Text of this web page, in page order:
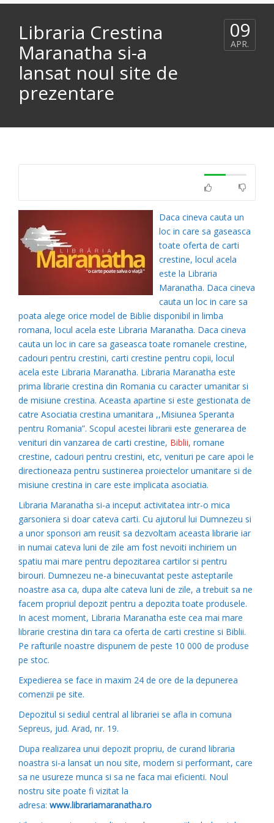
Libraria Crestina
Maranatha si-a
lansat noul site de
prezentare
09
APR.
Daca cineva cauta un
loc in care sa gaseasca
toate oferta de carti
crestine, locul acela
este la Libraria
Maranatha. Daca cineva
cauta un loc in care sa
poata alege orice model de Biblie disponibil in limba
romana, locul acela este Libraria Maranatha. Daca cineva
cauta un loc in care sa gaseasca toate romanele crestine,
cadouri pentru crestini, carti crestine pentru copii, locul
acela este Libraria Maranatha. Libraria Maranatha este
prima librarie crestina din Romania cu caracter umanitar si
de misiune crestina. Aceasta apartine si este gestionata de
catre Asociatia crestina umanitara ,,Misiunea Speranta
pentru Romania”. Scopul acestei librarii este generarea de
venituri din vanzarea de carti crestine, Biblii, romane
crestine, cadouri pentru crestini, etc, venituri pe care apoi le
directioneaza pentru sustinerea proiectelor umanitare si de
misiune crestina in care este implicata asociatia.
Libraria Maranatha si-a inceput activitatea intr-o mica
garsoniera si doar cateva carti. Cu ajutorul lui Dumnezeu si
a unor sponsori am reusit sa dezvoltam aceasta librarie iar
in numai cateva luni de zile am fost nevoiti inchiriem un
spatiu mai mare pentru depozitarea cartilor si pentru
birouri. Dumnezeu ne-a binecuvantat peste asteptarile
noastre asa ca, dupa alte cateva luni de zile, a trebuit sa ne
facem propriul depozit pentru a depozita toate produsele.
In acest moment, Libraria Maranatha este cea mai mare
librarie crestina din tara ca oferta de carti crestine si Biblii.
Pe rafturile noastre dispunem de peste 10 000 de produse
pe stoc.
Expedierea se face in maxim 24 de ore de la depunerea
comenzii pe site.
Depozitul si sediul central al librariei se afla in comuna
Sepreus, jud. Arad, nr. 19.
Dupa realizarea unui depozit propriu, de curand libraria
noastra si-a lansat un nou site, modern si performant, care
sa ne usureze munca si sa ne faca mai eficienti. Noul
nostru site poate fi vizitat la
adresa: www.librariamaranatha.ro